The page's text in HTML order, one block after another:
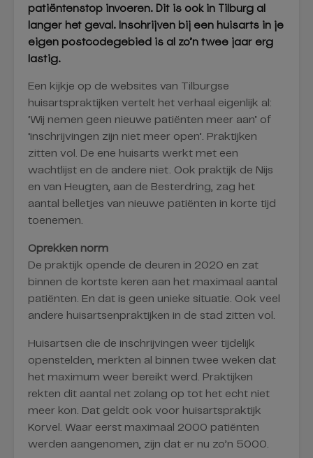
patiëntenstop invoeren. Dit is ook in Tilburg al
langer het geval. Inschrijven bij een huisarts in je
eigen postcodegebied is al zo’n twee jaar erg
lastig.
Een kijkje op de websites van Tilburgse
huisartspraktijken vertelt het verhaal eigenlijk al:
‘Wij nemen geen nieuwe patiënten meer aan’ of
‘inschrijvingen zijn niet meer open’. Praktijken
zitten vol. De ene huisarts werkt met een
wachtlijst en de andere niet. Ook praktijk de Nijs
en van Heugten, aan de Besterdring, zag het
aantal belletjes van nieuwe patiënten in korte tijd
toenemen.
Oprekken norm
De praktijk opende de deuren in 2020 en zat
binnen de kortste keren aan het maximaal aantal
patiënten. En dat is geen unieke situatie. Ook veel
andere huisartsenpraktijken in de stad zitten vol.
Huisartsen die de inschrijvingen weer tijdelijk
openstelden, merkten al binnen twee weken dat
het maximum weer bereikt werd. Praktijken
rekten dit aantal net zolang op tot het echt niet
meer kon. Dat geldt ook voor huisartspraktijk
Korvel. Waar eerst maximaal 2000 patiënten
werden aangenomen, zijn dat er nu zo’n 5000.